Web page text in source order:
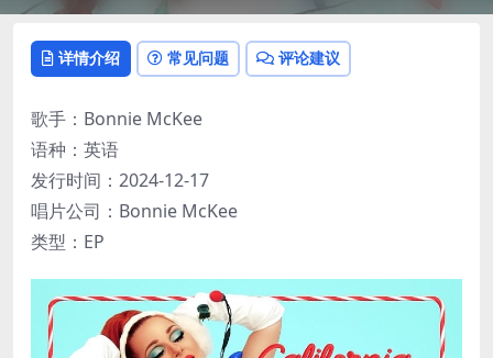
详情介绍 常见问题 评论建议
歌手：Bonnie McKee
语种：英语
发行时间：2024-12-17
唱片公司：Bonnie McKee
类型：EP